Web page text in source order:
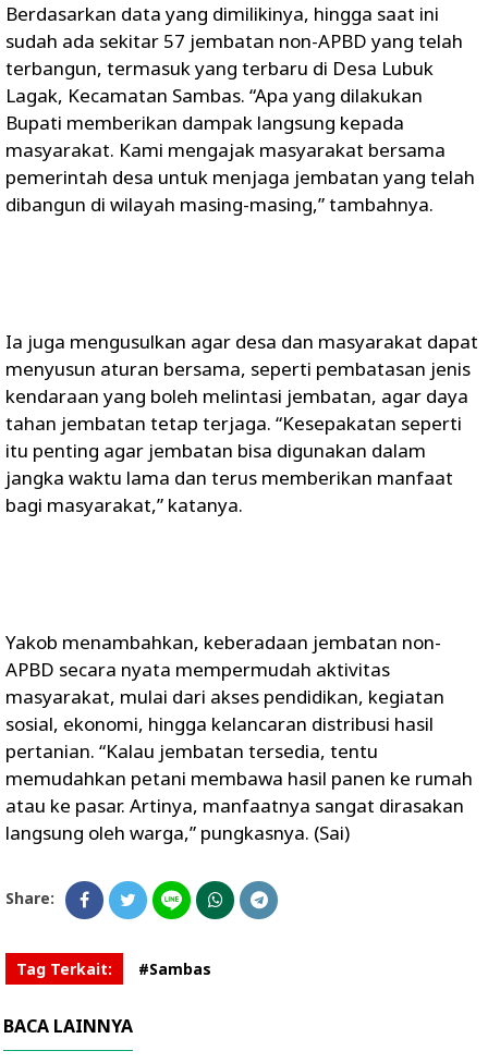
Berdasarkan data yang dimilikinya, hingga saat ini
sudah ada sekitar 57 jembatan non-APBD yang telah
terbangun, termasuk yang terbaru di Desa Lubuk
Lagak, Kecamatan Sambas. “Apa yang dilakukan
Bupati memberikan dampak langsung kepada
masyarakat. Kami mengajak masyarakat bersama
pemerintah desa untuk menjaga jembatan yang telah
dibangun di wilayah masing-masing,” tambahnya.
Ia juga mengusulkan agar desa dan masyarakat dapat
menyusun aturan bersama, seperti pembatasan jenis
kendaraan yang boleh melintasi jembatan, agar daya
tahan jembatan tetap terjaga. “Kesepakatan seperti
itu penting agar jembatan bisa digunakan dalam
jangka waktu lama dan terus memberikan manfaat
bagi masyarakat,” katanya.
Yakob menambahkan, keberadaan jembatan non-
APBD secara nyata mempermudah aktivitas
masyarakat, mulai dari akses pendidikan, kegiatan
sosial, ekonomi, hingga kelancaran distribusi hasil
pertanian. “Kalau jembatan tersedia, tentu
memudahkan petani membawa hasil panen ke rumah
atau ke pasar. Artinya, manfaatnya sangat dirasakan
langsung oleh warga,” pungkasnya. (Sai)
Share:
Tag Terkait: #Sambas
BACA LAINNYA